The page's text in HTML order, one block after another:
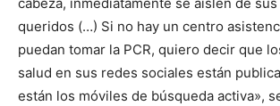
cabeza, inmediatamente se aíslen de
queridos (…) Si no hay un centro
puedan tomar la PCR, quiero decir que
salud en sus redes sociales están
están los móviles de búsqueda activa»,